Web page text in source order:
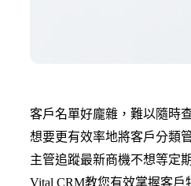
客戶名單好龐雜，難以隨時
想要更有效率地將客戶分類
主管追蹤最新商機不想等定
Vital CRM教您有效掌握客